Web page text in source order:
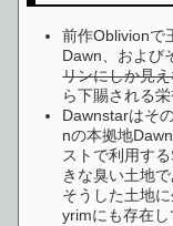
前作Oblivionで
Dawn、および
リンにしか見
ら下賜される
Dawnstarはそ
nの本拠地
ストで利用す
きな臭い土地で
そうした土地
yrimにも存在